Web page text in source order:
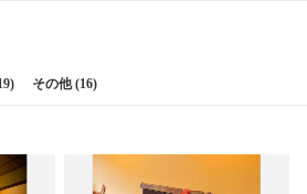
その他 (16)